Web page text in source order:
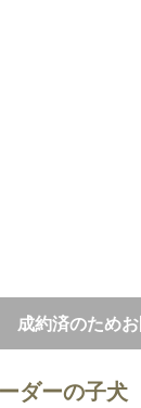
成約済のため
ダーの子犬